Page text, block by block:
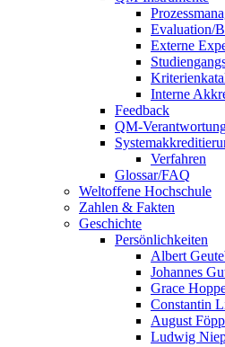
Evaluation/
Externe
Interne
Feedback
QM-
Verfahren
Glossar/FAQ
Weltoffene Hochschule
Zahlen & Fakten
Geschichte
Persönlichkeiten
Albert
Johannes
Grace
Constantin
August
Ludwig